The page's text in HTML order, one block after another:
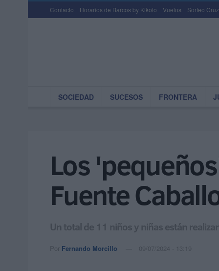
Contacto Horarios de Barcos by Kikoto Vuelos Sorteo
SOCIEDAD SUCESOS FRONTERA
Los
Fuente
Un total de 11 niños y niñas están
Por Fernando Morcillo 09/07/2024 - 13:19